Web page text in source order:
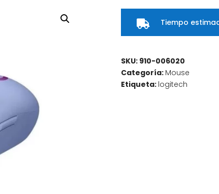
 Tiempo
SKU: 910-006020
Categoría: Mouse
Etiqueta: logitech